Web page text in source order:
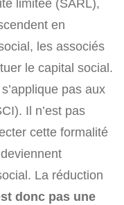
limitée (SARL),
en
les associés
le capital social.
pas aux
Il n’est pas
cette formalité
La réduction
donc pas une